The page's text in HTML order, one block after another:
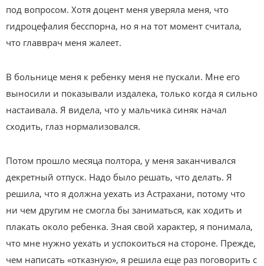
под вопросом. Хотя доцент меня уверяла меня, что
гидроцефалия бесспорна, но я на тот момент считала,
что главврач меня жалеет.
В больнице меня к ребенку меня не пускали. Мне его
выносили и показывали издалека, только когда я сильно
настаивала. Я видела, что у мальчика синяк начал
сходить, глаз нормализовался.
Потом прошло месяца полтора, у меня заканчивался
декретный отпуск. Надо было решать, что делать. Я
решила, что я должна уехать из Астрахани, потому что
ни чем другим не смогла бы заниматься, как ходить и
плакать около ребенка. Зная свой характер, я понимала,
что мне нужно уехать и успокоиться на стороне. Прежде,
чем написать «отказную», я решила еще раз поговорить с